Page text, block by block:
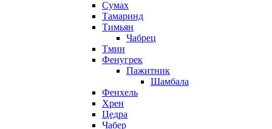
Сумах
Тамаринд
Тимьян
Чабрец
Тмин
Фенугрек
Пажитник
Шамбала
Фенхель
Хрен
Цедра
Чабер